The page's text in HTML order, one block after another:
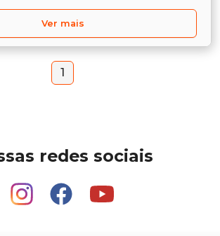
Ver mais
1
redes sociais